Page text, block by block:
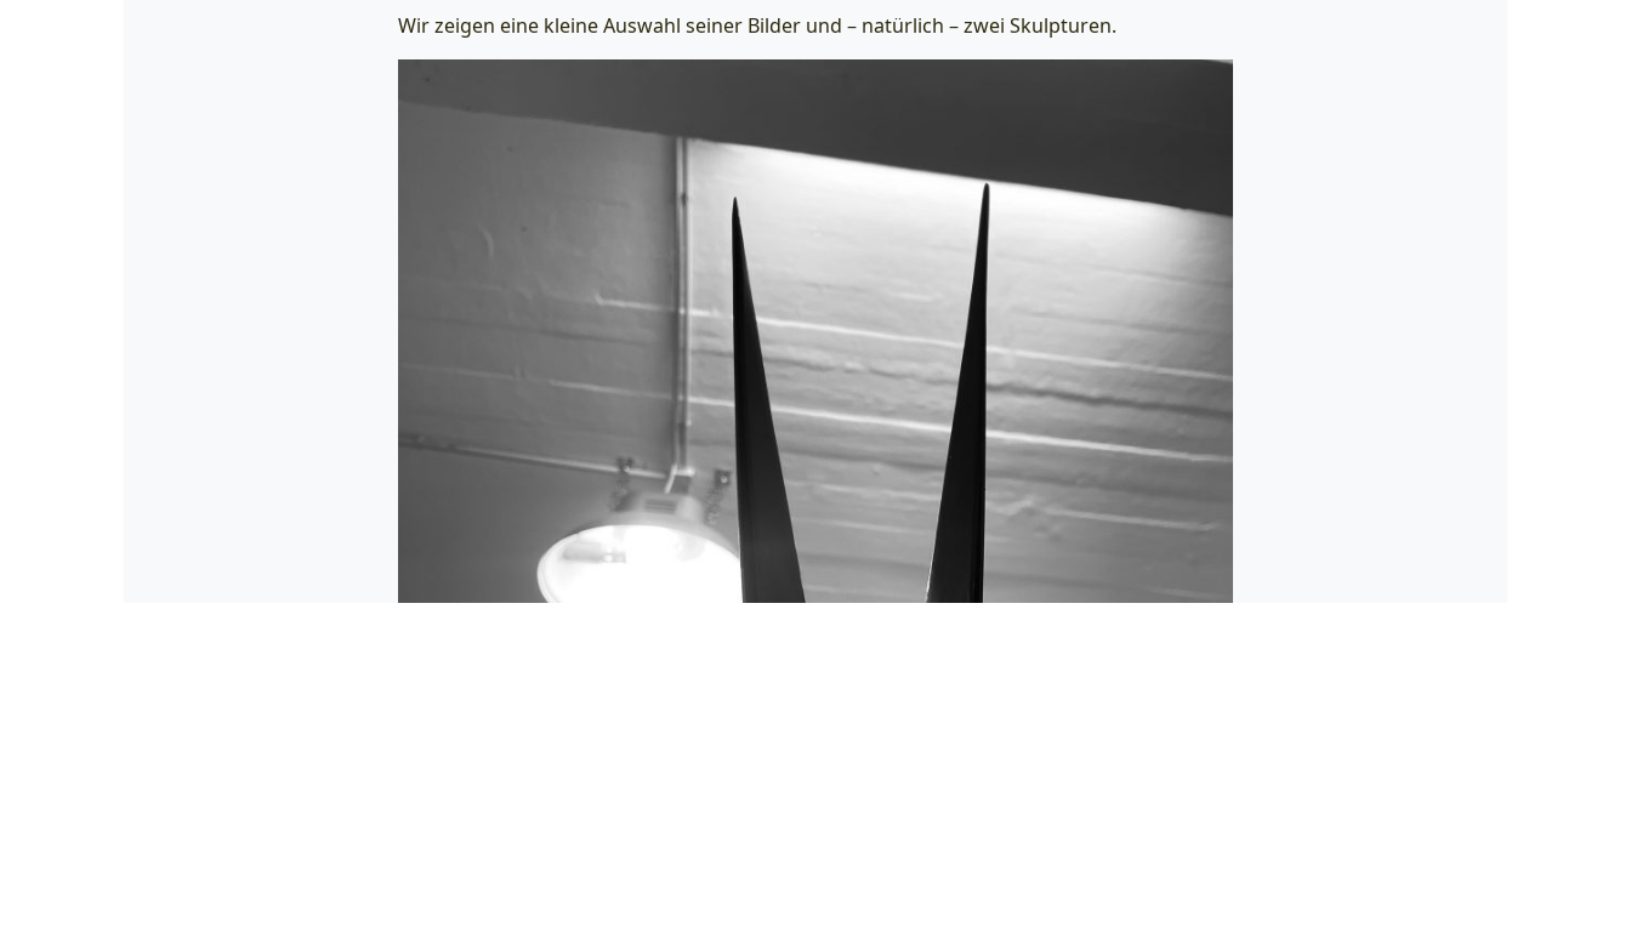
Wir zeigen eine kleine Auswahl seiner Bilder und – natürlich – zwei Skulpturen.